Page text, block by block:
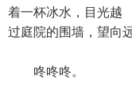
着一杯冰水，目光越
过庭院的围墙，望向
咚咚咚。